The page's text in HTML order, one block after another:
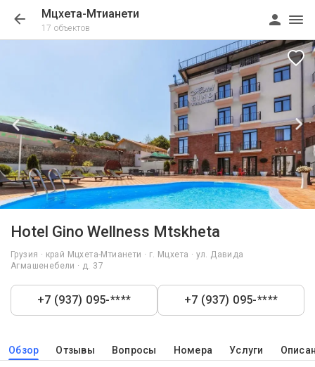
Мцхета-Мтианети
17 объектов
Hotel Gino Wellness Mtskheta
Грузия · край Мцхета-Мтианети · г. Мцхета · ул. Давида
Агмашенебели · д. 37
+7 (937) 095-**** +7 (937) 095-****
Обзор Отзывы Вопросы Номера Услуги